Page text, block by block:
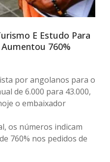
E Estudo Para
760%
por angolanos para o
de 6.000 para 43.000,
o embaixador
os números indicam
760% nos pedidos de